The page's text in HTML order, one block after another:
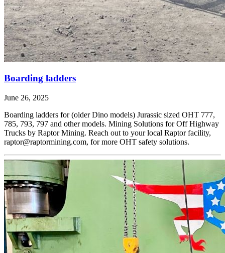
Boarding ladders
June 26, 2025
Boarding ladders for (older Dino models) Jurassic sized OHT 777,
785, 793, 797 and other models. Mining Solutions for Off Highway
Trucks by Raptor Mining. Reach out to your local Raptor facility,
raptor@raptormining.com, for more OHT safety solutions.